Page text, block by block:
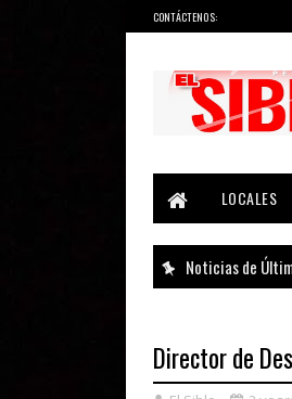
CONTÁCTENOS:
LOCALES
Noticias de
Director de